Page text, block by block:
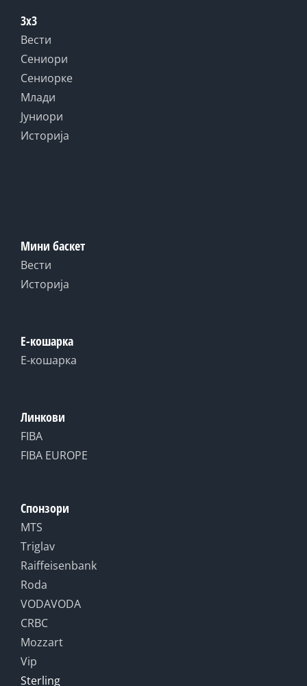
3x3
Вести
Сениори
Сениорке
Млади
Јуниори
Историја
Мини баскет
Вести
Историја
Е-кошарка
Е-кошарка
Линкови
FIBA
FIBA EUROPE
Спонзори
MTS
Triglav
Raiffeisenbank
Roda
VODAVODA
CRBC
Mozzart
Vip
Sterling